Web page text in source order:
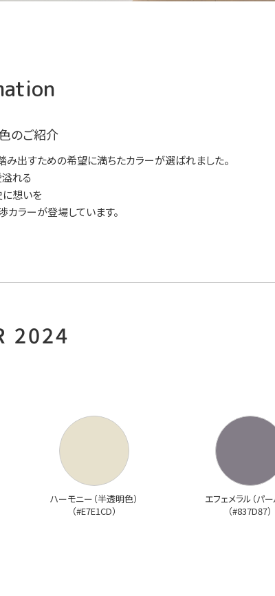
のご紹介
み出すための希望に満ちたカラーが選ばれました。
れる
に想いを
カラーが登場しています。
2024
ハーモニー（半透明色）
（#E7E1CD）
エフェメラル（パー
（#837D87）